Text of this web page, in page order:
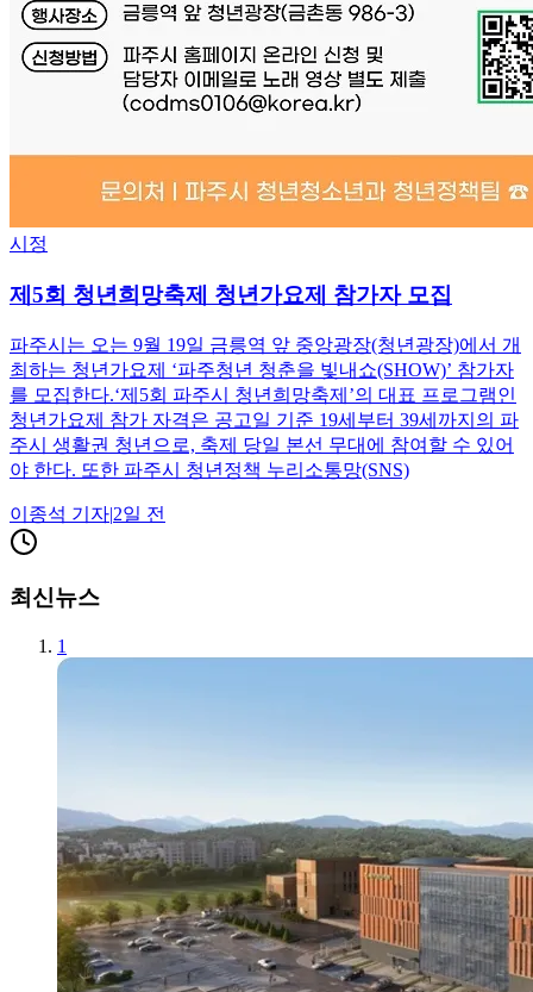
시정
제5회 청년희망축제 청년가요제 참가자 모집
파주시는 오는 9월 19일 금릉역 앞 중앙광장(청년광장)에서 개
최하는 청년가요제 ‘파주청년 청춘을 빛내쇼(SHOW)’ 참가자
를 모집한다.‘제5회 파주시 청년희망축제’의 대표 프로그램인
청년가요제 참가 자격은 공고일 기준 19세부터 39세까지의 파
주시 생활권 청년으로, 축제 당일 본선 무대에 참여할 수 있어
야 한다. 또한 파주시 청년정책 누리소통망(SNS)
이종석 기자|2일 전
최신뉴스
1